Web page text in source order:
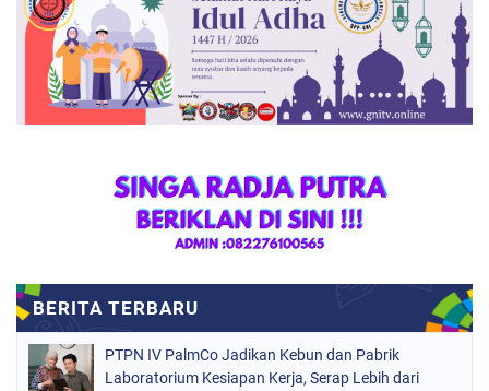
PTPN IV PalmCo Jadikan Kebun dan Pabrik
Laboratorium Kesiapan Kerja, Serap Lebih dari